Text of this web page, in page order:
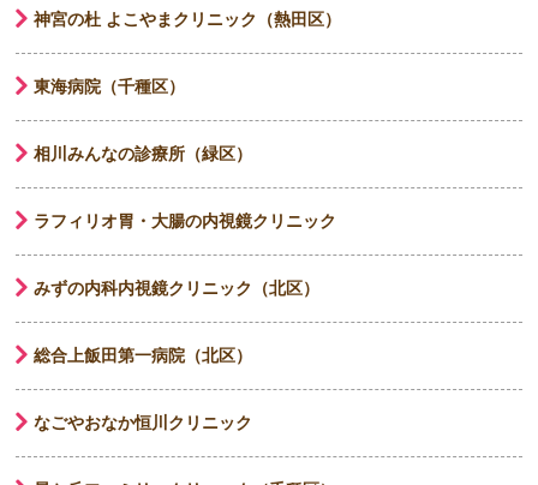
神宮の杜 よこやまクリニック（熱田区）
東海病院（千種区）
相川みんなの診療所（緑区）
ラフィリオ胃・大腸の内視鏡クリニック
みずの内科内視鏡クリニック（北区）
総合上飯田第一病院（北区）
なごやおなか恒川クリニック